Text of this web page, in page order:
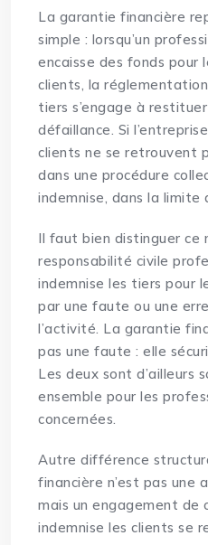
La garantie financière
simple : lorsqu’un
encaisse des fonds pour
clients, la
tiers s’engage à
défaillance. Si
clients ne se retrouvent
dans une procédure
indemnise, dans la
Il faut bien distinguer ce
responsabilité civile
indemnise les tiers pour
par une faute ou une
l’activité. La garantie
pas une faute : elle
Les deux sont d’ailleurs
ensemble pour les
concernées.
Autre différence
financière n’est pas une
mais un engagement de
indemnise les clients se